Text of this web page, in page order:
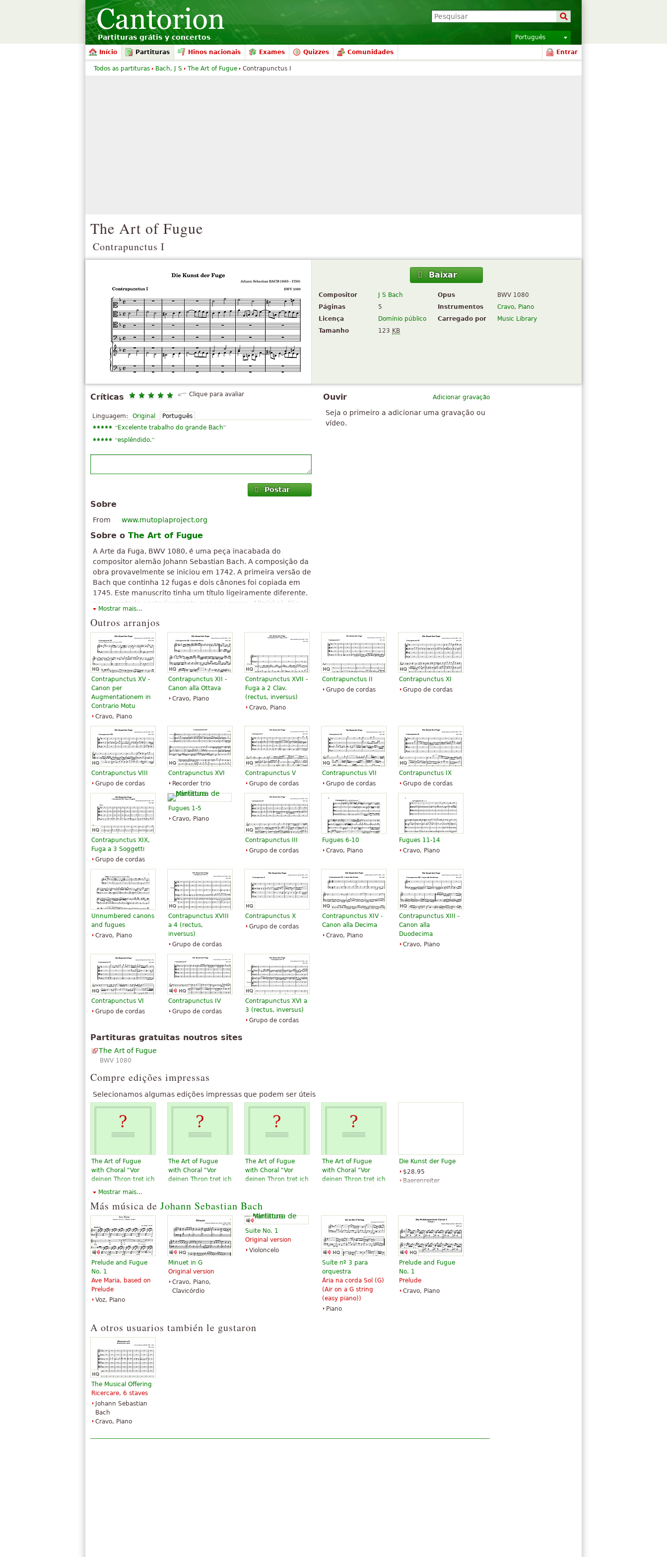
Partituras grátis y concertos Português
Início Partituras Hinos nacionais Exames Quizzes Comunidades Entrar
The Art of Fugue
Contrapunctus I
Baixar
Compositor J S Bach Opus
BWV 1080
Páginas
5 Instrumentos Cravo, Piano
Licença
Domínio público Carregado por
Music Library
Tamanho
123 KB
Adicionar gravação
Ouvir
Seja o primeiro a adicionar uma gravação ou
vídeo.
Críticas Clique para avaliar
Linguagem: Original Português
“Excelente trabalho do grande Bach”
“esplêndido.”
Postar
Sobre
From www.mutopiaproject.org
Sobre o The Art of Fugue
A Arte da Fuga, BWV 1080, é uma peça inacabada do
compositor alemão Johann Sebastian Bach. A composição da
obra provavelmente se iniciou em 1742. A primeira versão de
Bach que continha 12 fugas e dois cânones foi copiada em
1745. Este manuscrito tinha um título ligeiramente diferente,
acrescentado posteriormente por seu genro, Altnickol: Die
de sua morte em 1750, contendo 14 fugas e quatro cânones. A
obra demonstra o completo domínio de Bach da mais
complexa forma de expressão musical dentro da música
erudita, conhecida como contraponto. A obra é composta de
combinações engenhosas e particularmente elaboradas de
temas relativamente simples desenvolvidos como composições
da mais alta musicalidade. A Arte da Fuga se situa entre os
pontos mais altos a que chegou a música europeia devido à
complexidade única de sua forma e estrutura.
O texto acima está disponível sob licença de Creative Commons
Attribution-ShareAlike. Faz uso de material contido em artigo do Wikipedia
Arte da Fuga".
Mostrar mais...
Outros arranjos
Contrapunctus XV -
Canon per
Augmentationem in
Contrario Motu
Cravo, Piano
Contrapunctus XII -
Canon alla Ottava
Cravo, Piano
Contrapunctus XVII -
Fuga a 2 Clav.
(rectus, inversus)
Cravo, Piano
Contrapunctus II
Grupo de cordas
Contrapunctus XI
Grupo de cordas
Contrapunctus VIII
Grupo de cordas
Contrapunctus XVI
Recorder trio
Contrapunctus V
Grupo de cordas
Contrapunctus VII
Grupo de cordas
Contrapunctus IX
Grupo de cordas
Contrapunctus XIX,
Fuga a 3 Soggetti
Grupo de cordas
Fugues 1-5
Cravo, Piano
Contrapunctus III
Grupo de cordas
Fugues 6-10
Cravo, Piano
Fugues 11-14
Cravo, Piano
Unnumbered canons
and fugues
Cravo, Piano
Contrapunctus XVIII
a 4 (rectus,
inversus)
Grupo de cordas
Contrapunctus X
Grupo de cordas
Contrapunctus XIV -
Canon alla Decima
Cravo, Piano
Contrapunctus XIII -
Canon alla
Duodecima
Cravo, Piano
Contrapunctus VI
Grupo de cordas
Contrapunctus IV
Grupo de cordas
Contrapunctus XVI a
3 (rectus, inversus)
Grupo de cordas
Partituras gratuitas noutros sites
The Art of Fugue
BWV 1080
Compre edições impressas
Selecionamos algumas edições impressas que podem ser úteis
The Art of Fugue
with Choral "Vor
deinen Thron tret ich
hiermit". Edition for
the autograph and
the first printed
$19.95
Violin, Viola,
Choral, Vocal
Baerenreiter
The Art of Fugue
with Choral "Vor
deinen Thron tret ich
the autograph and
the first printed
$19.95
Violin, Viola,
Choral, Vocal
Baerenreiter
The Art of Fugue
with Choral "Vor
deinen Thron tret ich
the autograph and
the first printed
edition.
$19.95
Cello, Double
bass, Viola,
The Art of Fugue
with Choral "Vor
deinen Thron tret ich
the first printed
edition.
$19.95
Viola, Choral,
Vocal
Baerenreiter
Die Kunst der Fuge
$28.95
Baerenreiter
The Art of Fugue
$41.75
ABRSM
(Associated Board
of the Royal
Schools of Music)
Mostrar mais...
Más música de Johann Sebastian Bach
Prelude and Fugue
No. 1
Ave Maria, based on
Prelude
Voz, Piano
Minuet in G
Original version
Cravo, Piano,
Clavicórdio
Suite No. 1
Original version
Violoncelo
Suíte nº 3 para
orquestra
Ária na corda Sol (G)
(Air on a G string
(easy piano))
Piano
Prelude and Fugue
No. 1
Prelude
Cravo, Piano
A otros usuarios también le gustaron
The Musical Offering
Ricercare, 6 staves
Johann Sebastian
Bach
Cravo, Piano
Todos as partituras Bach, J S The Art of Fugue Contrapunctus I